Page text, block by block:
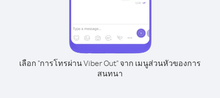
เลือก "การโทรผ่าน Viber Out" จาก เมนูส่วนหัวของการ
สนทนา